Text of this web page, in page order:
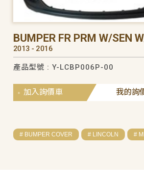
BUMPER FR PRM W/SEN
2013 - 2016
產品型號 : Y-LCBP006P-00
我的詢
加入詢價車
# BUMPER COVER # LINCOLN #